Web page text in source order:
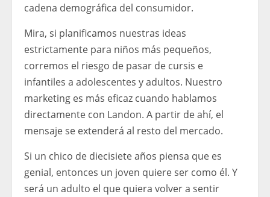
cadena demográfica del consumidor.
Mira, si planificamos nuestras ideas
estrictamente para niños más pequeños,
corremos el riesgo de pasar de cursis e
infantiles a adolescentes y adultos. Nuestro
marketing es más eficaz cuando hablamos
directamente con Landon. A partir de ahí, el
mensaje se extenderá al resto del mercado.
Si un chico de diecisiete años piensa que es
genial, entonces un joven quiere ser como él. Y
será un adulto el que quiera volver a sentir